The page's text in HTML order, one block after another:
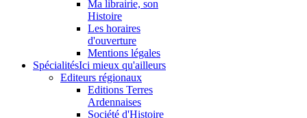
Ma librairie, son
Histoire
Les horaires
d'ouverture
Mentions légales
SpécialitésIci mieux qu'ailleurs
Editeurs régionaux
Editions Terres
Ardennaises
Société d'Histoire